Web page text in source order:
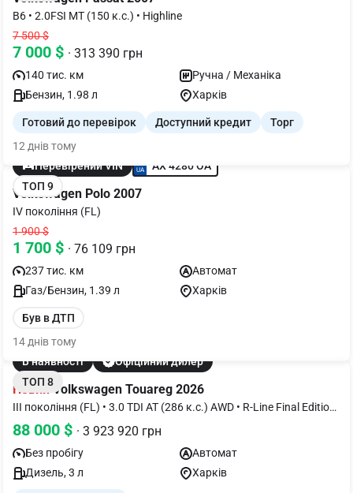
B6 • 2.0FSI MT (150 к.с.) • Highline
7 500 $
7 000 $ · 313 390 грн
140 тис. км
Ручна / Механіка
Бензин, 1.98 л
Харків
Готовий до перевірок Доступний кредит
Торг
12 днів тому
Перевірений VIN
AX 4280 OA
ТОП 9
Volkswagen Polo 2007
IV покоління (FL)
1 900 $
1 700 $ · 76 109 грн
237 тис. км
Автомат
Газ/Бензин, 1.39 л
Харків
Був в ДТП
14 днів тому
В наявності
Офіційний дилер
ТОП 8
НовийVolkswagen Touareg 2026
III покоління (FL) • 3.0 TDI AT (286 к.с.) AWD • R-Line Final Edition
88 000 $ · 3 923 920 грн
Без пробігу
Автомат
Дизель, 3 л
Харків